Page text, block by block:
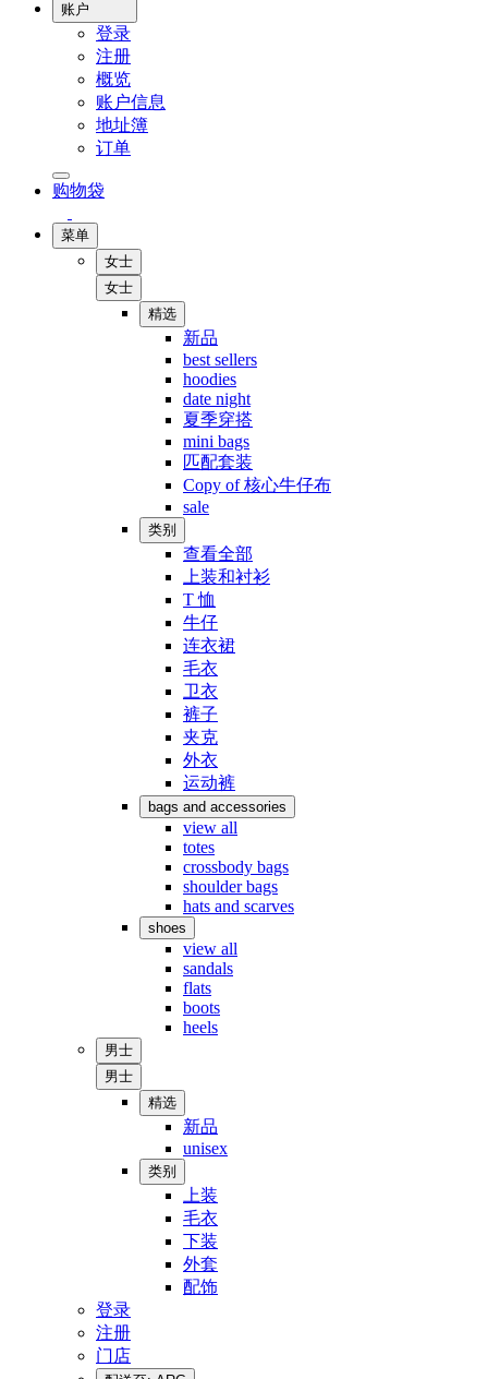
账户
登录
注册
概览
账户信息
地址簿
订单
购物袋
菜单
女士
女士
精选
新品
best sellers
hoodies
date night
夏季穿搭
mini bags
匹配套装
Copy of 核心牛仔布
sale
类别
查看全部
上装和衬衫
T 恤
牛仔
连衣裙
毛衣
卫衣
裤子
夹克
外衣
运动裤
bags and accessories
view all
totes
crossbody bags
shoulder bags
hats and scarves
shoes
view all
sandals
flats
boots
heels
男士
男士
精选
新品
unisex
类别
上装
毛衣
下装
外套
配饰
登录
注册
门店